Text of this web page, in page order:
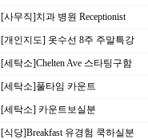
[사무직]치과 병원 Receptionist
[개인지도] 옷수선 8주 주말특강
[세탁소]Chelten Ave 스타팅구함
[세탁소]풀타임 카운트
[세탁소] 카운트보실분
[식당]Breakfast 유경험 쿡하실분